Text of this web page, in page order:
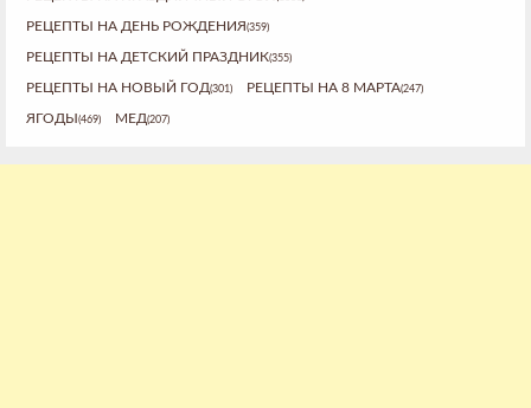
РЕЦЕПТЫ НА ДЕНЬ РОЖДЕНИЯ(359)
РЕЦЕПТЫ НА ДЕТСКИЙ ПРАЗДНИК(355)
РЕЦЕПТЫ НА НОВЫЙ ГОД(301) РЕЦЕПТЫ НА 8 МАРТА(247)
ЯГОДЫ(469) МЕД(207)